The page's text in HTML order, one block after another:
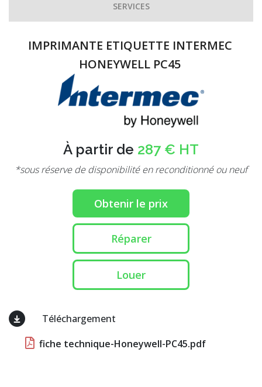
SERVICES
IMPRIMANTE ETIQUETTE INTERMEC
HONEYWELL PC45
À partir de 287 € HT
*sous réserve de disponibilité en reconditionné ou neuf
Obtenir le prix
Réparer
Louer
Téléchargement
fiche technique-Honeywell-PC45.pdf